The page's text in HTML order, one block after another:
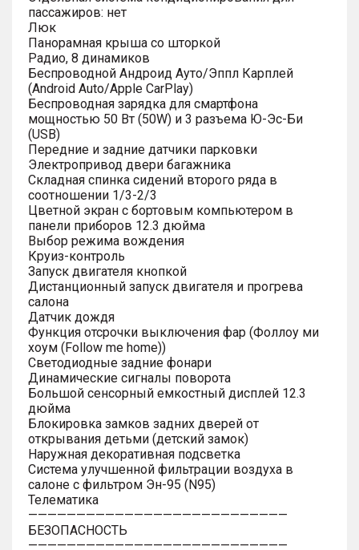
пассажиров: нет
Люк
Панорамная крыша со шторкой
Радио, 8 динамиков
Беспроводной Андроид Ауто/Эппл Карплей
(Android Auto/Apple CarPlay)
Беспроводная зарядка для смартфона
мощностью 50 Вт (50W) и 3 разъема Ю-Эс-Би
(USB)
Передние и задние датчики парковки
Электропривод двери багажника
Складная спинка сидений второго ряда в
соотношении 1/3-2/3
Цветной экран с бортовым компьютером в
панели приборов 12.3 дюйма
Выбор режима вождения
Круиз-контроль
Запуск двигателя кнопкой
Дистанционный запуск двигателя и прогрева
салона
Датчик дождя
Функция отсрочки выключения фар (Фоллоу ми
хоум (Follow me home))
Светодиодные задние фонари
Динамические сигналы поворота
Большой сенсорный емкостный дисплей 12.3
дюйма
Блокировка замков задних дверей от
открывания детьми (детский замок)
Наружная декоративная подсветка
Система улучшенной фильтрации воздуха в
салоне с фильтром Эн-95 (N95)
Телематика
———————————————————————————
БЕЗОПАСНОСТЬ
———————————————————————————